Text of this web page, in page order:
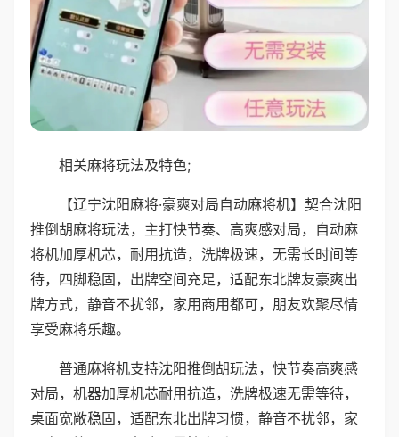
相关麻将玩法及特色;
【辽宁沈阳麻将·豪爽对局自动麻将机】契合沈阳
推倒胡麻将玩法，主打快节奏、高爽感对局，自动麻
将机加厚机芯，耐用抗造，洗牌极速，无需长时间等
待，四脚稳固，出牌空间充足，适配东北牌友豪爽出
牌方式，静音不扰邻，家用商用都可，朋友欢聚尽情
享受麻将乐趣。
普通麻将机支持沈阳推倒胡玩法，快节奏高爽感
对局，机器加厚机芯耐用抗造，洗牌极速无需等待，
桌面宽敞稳固，适配东北出牌习惯，静音不扰邻，家